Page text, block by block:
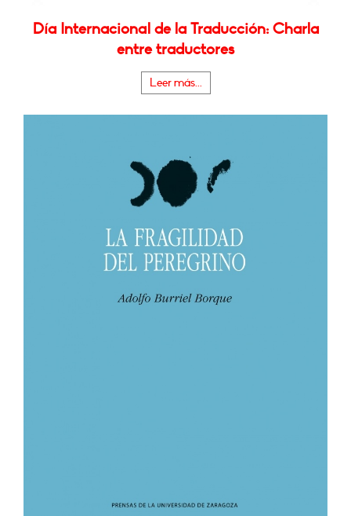
Día Internacional de la Traducción: Charla
entre traductores
Leer más...